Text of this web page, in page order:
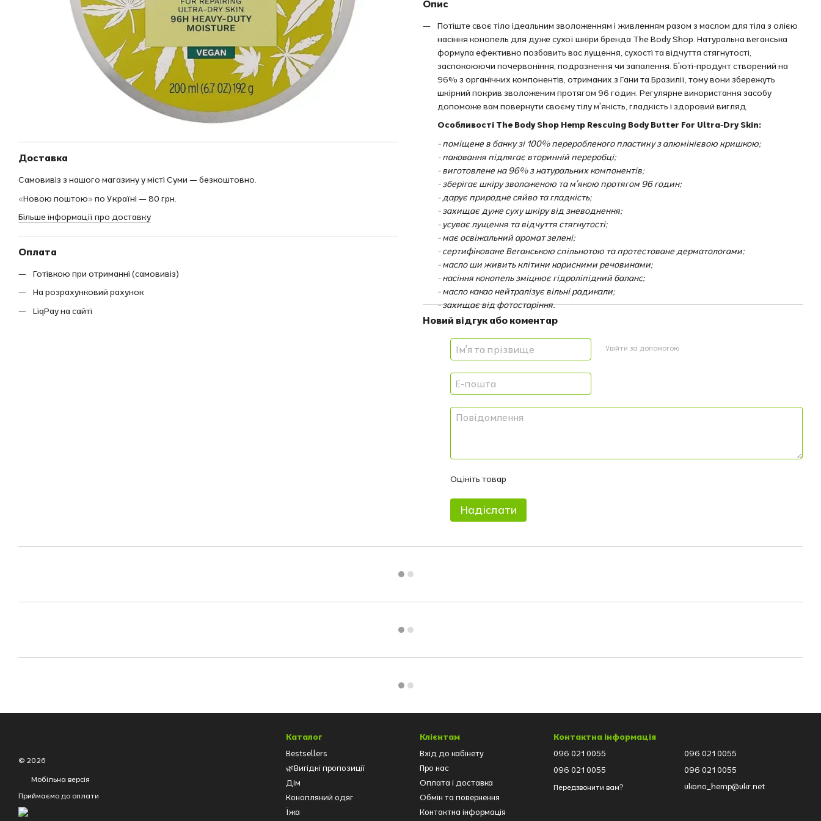
Доставка
Самовивіз з нашого магазину у місті Суми — безкоштовно.
«Новою поштою» по Україні — 80 грн.
Більше інформації про доставку
Оплата
Готівкою при отриманні (самовивіз)
На розрахунковий рахунок
LiqPay на сайті
Опис
Потіште своє тіло ідеальним зволоженням і живленням разом з маслом для тіла з олією
насіння конопель для дуже сухої шкіри бренда The Body Shop. Натуральна веганська
формула ефективно позбавить вас лущення, сухості та відчуття стягнутості,
заспокоюючи почервоніння, подразнення чи запалення. Б'юті-продукт створений на
96% з органічних компонентів, отриманих з Гани та Бразилії, тому вони збережуть
шкірний покрив зволоженим протягом 96 годин. Регулярне використання засобу
допоможе вам повернути своєму тілу м'якість, гладкість і здоровий вигляд.
Особливості The Body Shop Hemp Rescuing Body Butter For Ultra-Dry Skin:
- поміщене в банку зі 100% переробленого пластику з алюмінієвою кришкою;
- паковання підлягає вторинній переробці;
- виготовлене на 96% з натуральних компонентів;
- зберігає шкіру зволоженою та м'якою протягом 96 годин;
- дарує природне сяйво та гладкість;
- захищає дуже суху шкіру від зневоднення;
- усуває лущення та відчуття стягнутості;
- має освіжальний аромат зелені;
- сертифіковане Веганською спільнотою та протестоване дерматологами;
- масло ши живить клітини корисними речовинами;
- насіння конопель зміцнює гідроліпідний баланс;
- масло какао нейтралізує вільні радикали;
- захищає від фотостаріння.
Новий відгук або коментар
Увійти за допомогою
Оцініть товар
Надіслати
© 2026
Мобільна версія
Приймаємо до оплати
Каталог
Bestsellers
🌿Вигідні пропозиції
Дім
Конопляний одяг
Їжа
Клієнтам
Вхід до кабінету
Про нас
Оплата і доставка
Обмін та повернення
Контактна інформація
Контактна інформація
096 021 0055
096 021 0055
Передзвонити вам?
096 021 0055
096 021 0055
ukono_hemp@ukr.net